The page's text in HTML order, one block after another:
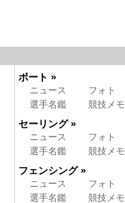
ボート »
ニュース
フォト
選手名鑑
競技メモ
セーリング »
ニュース
フォト
選手名鑑
競技メモ
フェンシング »
ニュース
フォト
選手名鑑
競技メモ